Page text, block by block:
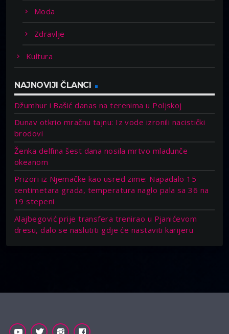
Moda
Zdravlje
Kultura
NAJNOVIJI ČLANCI
Džumhur i Bašić danas na terenima u Poljskoj
Dunav otkrio mračnu tajnu: Iz vode izronili nacistički
brodovi
Ženka delfina šest dana nosila mrtvo mladunče
okeanom
Prizori iz Njemačke kao usred zime: Napadalo 15
centimetara grada, temperatura naglo pala sa 36 na
19 stepeni
Alajbegović prije transfera trenirao u Pjanićevom
dresu, dalo se naslutiti gdje će nastaviti karijeru